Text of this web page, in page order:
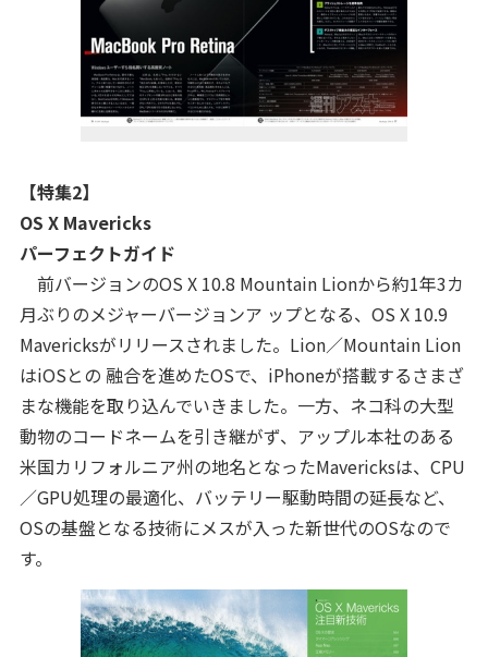
【特集2】
OS X Mavericks
パーフェクトガイド
前バージョンのOS X 10.8 Mountain Lionから約1年3カ
月ぶりのメジャーバージョンア ップとなる、OS X 10.9
Mavericksがリリースされました。Lion／Mountain Lion
はiOSとの 融合を進めたOSで、iPhoneが搭載するさまざ
まな機能を取り込んでいきました。一方、ネコ科の大型
動物のコードネームを引き継がず、アップル本社のある
米国カリフォルニア州の地名となったMavericksは、CPU
／GPU処理の最適化、バッテリー駆動時間の延長など、
OSの基盤となる技術にメスが入った新世代のOSなので
す。